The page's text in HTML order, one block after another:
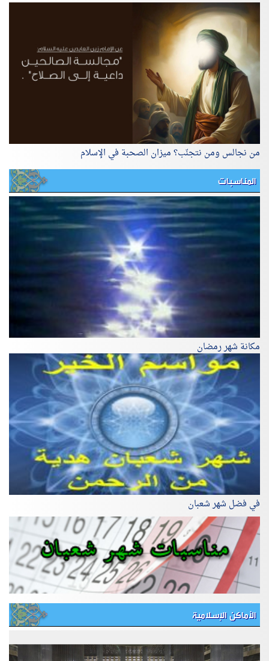
من نجالس ومن نتجنّب؟ ميزان الصحبة في الإسلام
المناسبات
مكانة شهر رمضان
في فضل شهر شعبان
الأماكن الإسلامية